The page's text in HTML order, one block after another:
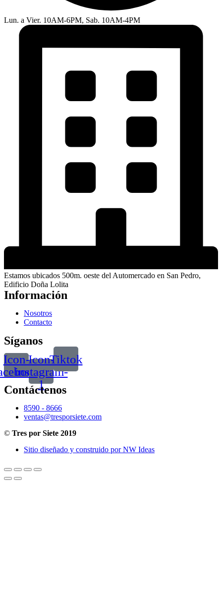
Lun. a Vier. 10AM-6PM, Sab. 10AM-4PM
Estamos ubicados 500m. oeste del Automercado en San Pedro,
Edificio Doña Lolita
Información
Nosotros
Contacto
Síganos
Icon-Icon-
instagram-
1
Tiktok
Contáctenos
8590 - 8666
ventas@tresporsiete.com
© Tres por Siete 2019
Sitio diseñado y construido por NW Ideas